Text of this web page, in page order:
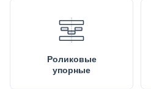
Роликовые
упорные